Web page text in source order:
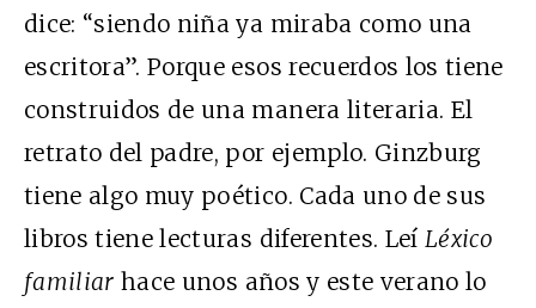
dice: “siendo niña ya miraba como una
escritora”. Porque esos recuerdos los tiene
construidos de una manera literaria. El
retrato del padre, por ejemplo. Ginzburg
tiene algo muy poético. Cada uno de sus
libros tiene lecturas diferentes. Leí Léxico
familiar hace unos años y este verano lo